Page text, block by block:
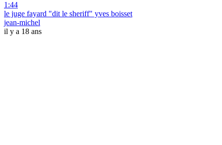
1:44
le juge fayard "dit le sheriff" yves boisset
jean-michel
il y a 18 ans